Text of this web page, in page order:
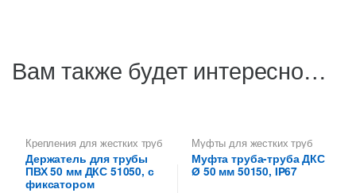
Вам также будет интересно…
Крепления для жестких труб
ПВХ
Держатель для трубы
ПВХ 50 мм ДКС 51050, с
фиксатором
Муфты для жестких труб
ПВХ
Муфта труба-труба ДКС
Ø 50 мм 50150, IP67